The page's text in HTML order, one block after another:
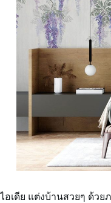
ไอเดีย แต่งบ้านสวยๆ ด้ว